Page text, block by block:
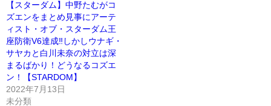
【スターダム】中野たむがコ
ズエンをまとめ見事にアーテ
ィスト・オブ・スターダム王
座防衛V6達成‼しかしウナギ・
サヤカと白川未奈の対立は深
まるばかり！どうなるコズエ
ン！【STARDOM】
2022年7月13日
未分類